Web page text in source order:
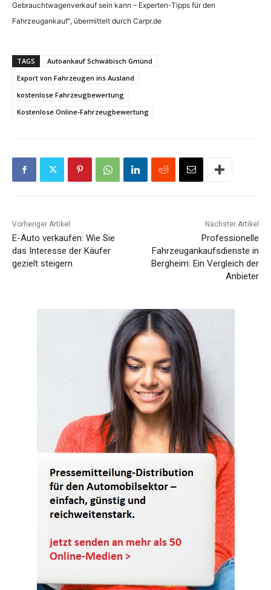
Gebrauchtwagenverkauf sein kann – Experten-Tipps für den
Fahrzeugankauf“, übermittelt durch Carpr.de
TAGS
Autoankauf Schwäbisch Gmünd
Export von Fahrzeugen ins Ausland
kostenlose Fahrzeugbewertung
Kostenlose Online-Fahrzeugbewertung
Vorheriger Artikel
E-Auto verkaufen: Wie Sie
das Interesse der Käufer
gezielt steigern
Nächster Artikel
Professionelle
Fahrzeugankaufsdienste in
Bergheim: Ein Vergleich der
Anbieter